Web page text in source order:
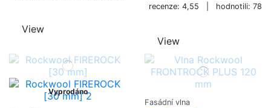
View
recenze: 4,55 | hodnotili: 78
View
Vyprodáno
Fasádní vlna